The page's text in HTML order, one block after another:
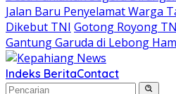
Jalan Baru Penyelamat Warga
Dikebut TNI Gotong Royong
Gantung Garuda di Lebong
Indeks BeritaContact